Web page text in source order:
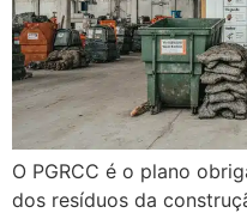
O PGRCC é o plano
dos resíduos da